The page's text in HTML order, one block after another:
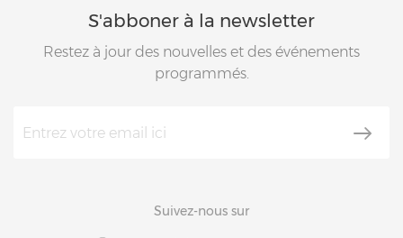
S'abboner à la newsletter
Restez à jour des nouvelles et des événements
programmés.
Suivez-nous sur